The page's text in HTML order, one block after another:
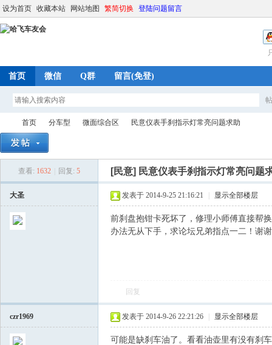
设为首页 收藏本站 网站地图 繁简切换 登陆问题留言
首页 微信 Q群 留言(免登)
首页
›
分车型
›
微面综合区
›
民意仪表手刹指示灯常亮问题求助
查看: 1632 回复: 5 [民意] 民意仪表手刹指示灯常亮问题
大圣 发表于 2014-9-25 21:16:21 显示全部楼层
前刹盘抱钳卡死坏了，修理小师傅直接帮
办法无从下手，求论坛兄弟指点一二！谢
回复
czr1969 发表于 2014-9-26 22:21:26 显示全部楼层
可能是缺刹车油了。看看油壶里有没有刹